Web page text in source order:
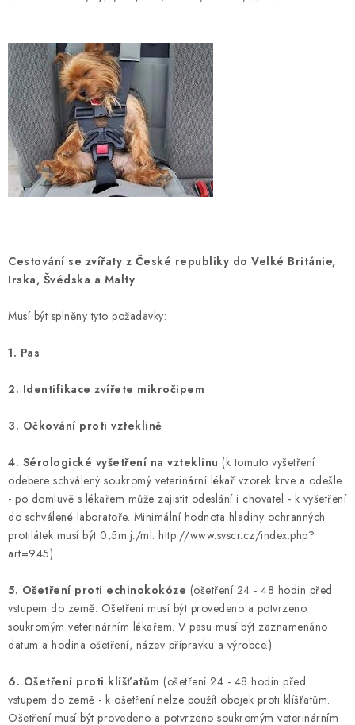
Cestování se zvířaty z České republiky do Velké Británie,
Irska, Švédska a Malty
Musí být splněny tyto požadavky:
1. Pas
2. Identifikace zvířete mikročipem
3. Očkování proti vzteklině
4. Sérologické vyšetření na vzteklinu (k tomuto vyšetření
odebere schválený soukromý veterinární lékař vzorek krve a odešle
- po domluvě s lékařem může zajistit odeslání i chovatel - k vyšetření
do schválené laboratoře. Minimální hodnota hladiny ochranných
protilátek musí být 0,5m.j./ml. http://www.svscr.cz/index.php?
art=945)
5. Ošetření proti echinokokóze (ošetření 24 - 48 hodin před
vstupem do země. Ošetření musí být provedeno a potvrzeno
soukromým veterinárním lékařem. V pasu musí být zaznamenáno
datum a hodina ošetření, název přípravku a výrobce.)
6. Ošetření proti klíšťatům (ošetření 24 - 48 hodin před
vstupem do země - k ošetření nelze použít obojek proti klíšťatům.
Ošetření musí být provedeno a potvrzeno soukromým veterinárním